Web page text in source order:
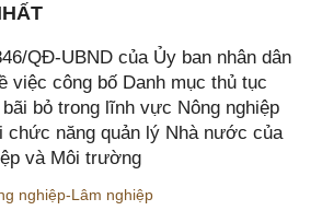
QĐ-UBND của Ủy ban nhân dân
việc công bố Danh mục thủ tục
bỏ trong lĩnh vực Nông nghiệp
chức năng quản lý Nhà nước của
và Môi trường
nghiệp-Lâm nghiệp